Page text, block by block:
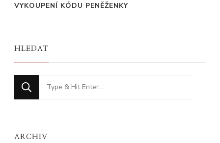
VYKOUPENÍ KÓDU PENĚŽENKY
HLEDAT
Looking
for
ARCHIV